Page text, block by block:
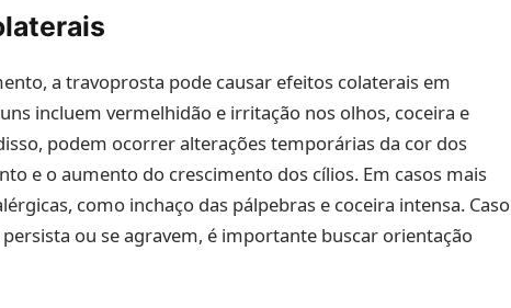
a travoprosta pode causar efeitos colaterais em
incluem vermelhidão e irritação nos olhos, coceira e
podem ocorrer alterações temporárias da cor dos
e o aumento do crescimento dos cílios. Em casos mais
como inchaço das pálpebras e coceira intensa. Caso
ou se agravem, é importante buscar orientação